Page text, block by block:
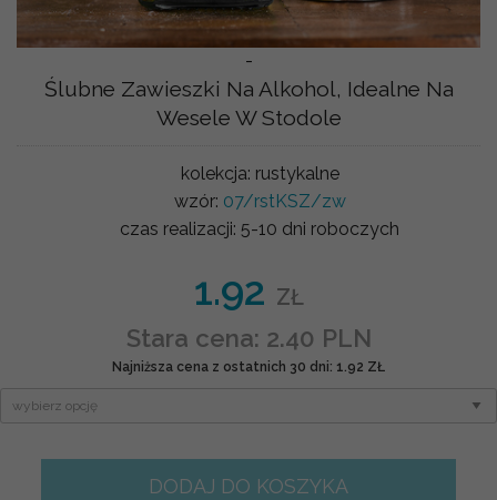
-
Ślubne Zawieszki Na Alkohol, Idealne Na
Wesele W Stodole
kolekcja: rustykalne
wzór: 07/rstKSZ/zw
czas realizacji: 5-10 dni roboczych
1.92 ZŁ
Stara cena: 2.40 PLN
Najniższa cena z ostatnich 30 dni: 1.92 ZŁ
DODAJ DO KOSZYKA